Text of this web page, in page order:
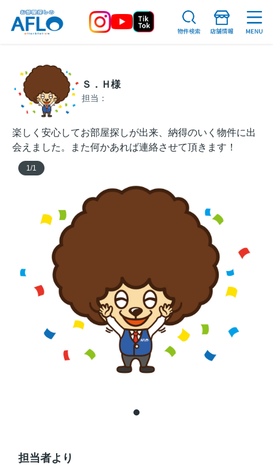
Ｓ．Ｈ様
担当：
楽しく安心してお部屋探しが出来、納得のいく物件に出
会えました。また何かあれば連絡させて頂きます！
1 /1
担当者より